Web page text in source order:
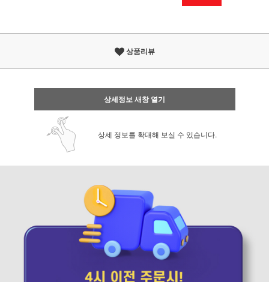
상품리뷰
상세정보 새창 열기
상세 정보를 확대해 보실 수 있습니다.